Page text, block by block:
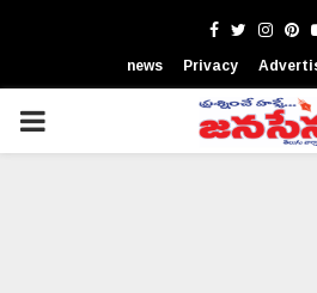
Facebook
Twitter
news Privacy
PRIMARY